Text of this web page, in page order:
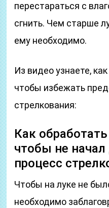
перестараться с
сгнить. Чем старше
ему необходимо.
Из видео узнаете,
чтобы избежать
стрелкования:
Как
чтобы не начал
процесс
Чтобы на луке не
необходимо